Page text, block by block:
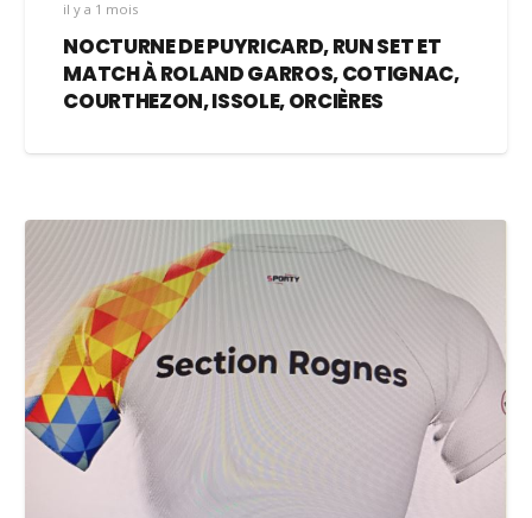
il y a 1 mois
NOCTURNE DE PUYRICARD, RUN SET ET
MATCH À ROLAND GARROS, COTIGNAC,
COURTHEZON, ISSOLE, ORCIÈRES